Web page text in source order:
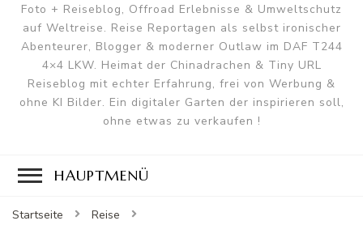
Foto + Reiseblog, Offroad Erlebnisse & Umweltschutz
auf Weltreise. Reise Reportagen als selbst ironischer
Abenteurer, Blogger & moderner Outlaw im DAF T244
4×4 LKW. Heimat der Chinadrachen & Tiny URL
Reiseblog mit echter Erfahrung, frei von Werbung &
ohne KI Bilder. Ein digitaler Garten der inspirieren soll,
ohne etwas zu verkaufen !
HAUPTMENÜ
Startseite
Reise